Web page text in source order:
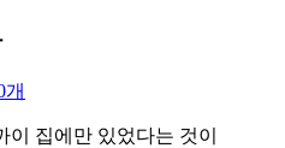
개
이 집에만 있었다는 것이